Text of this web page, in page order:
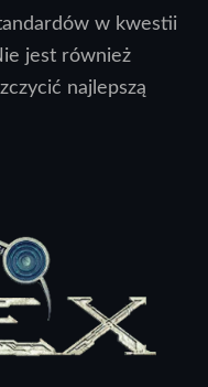
w kwestii
jest również
najlepszą